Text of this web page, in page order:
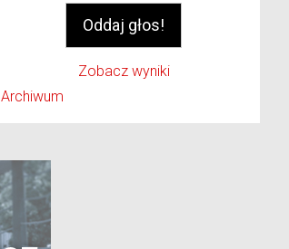
Zobacz wyniki
Archiwum